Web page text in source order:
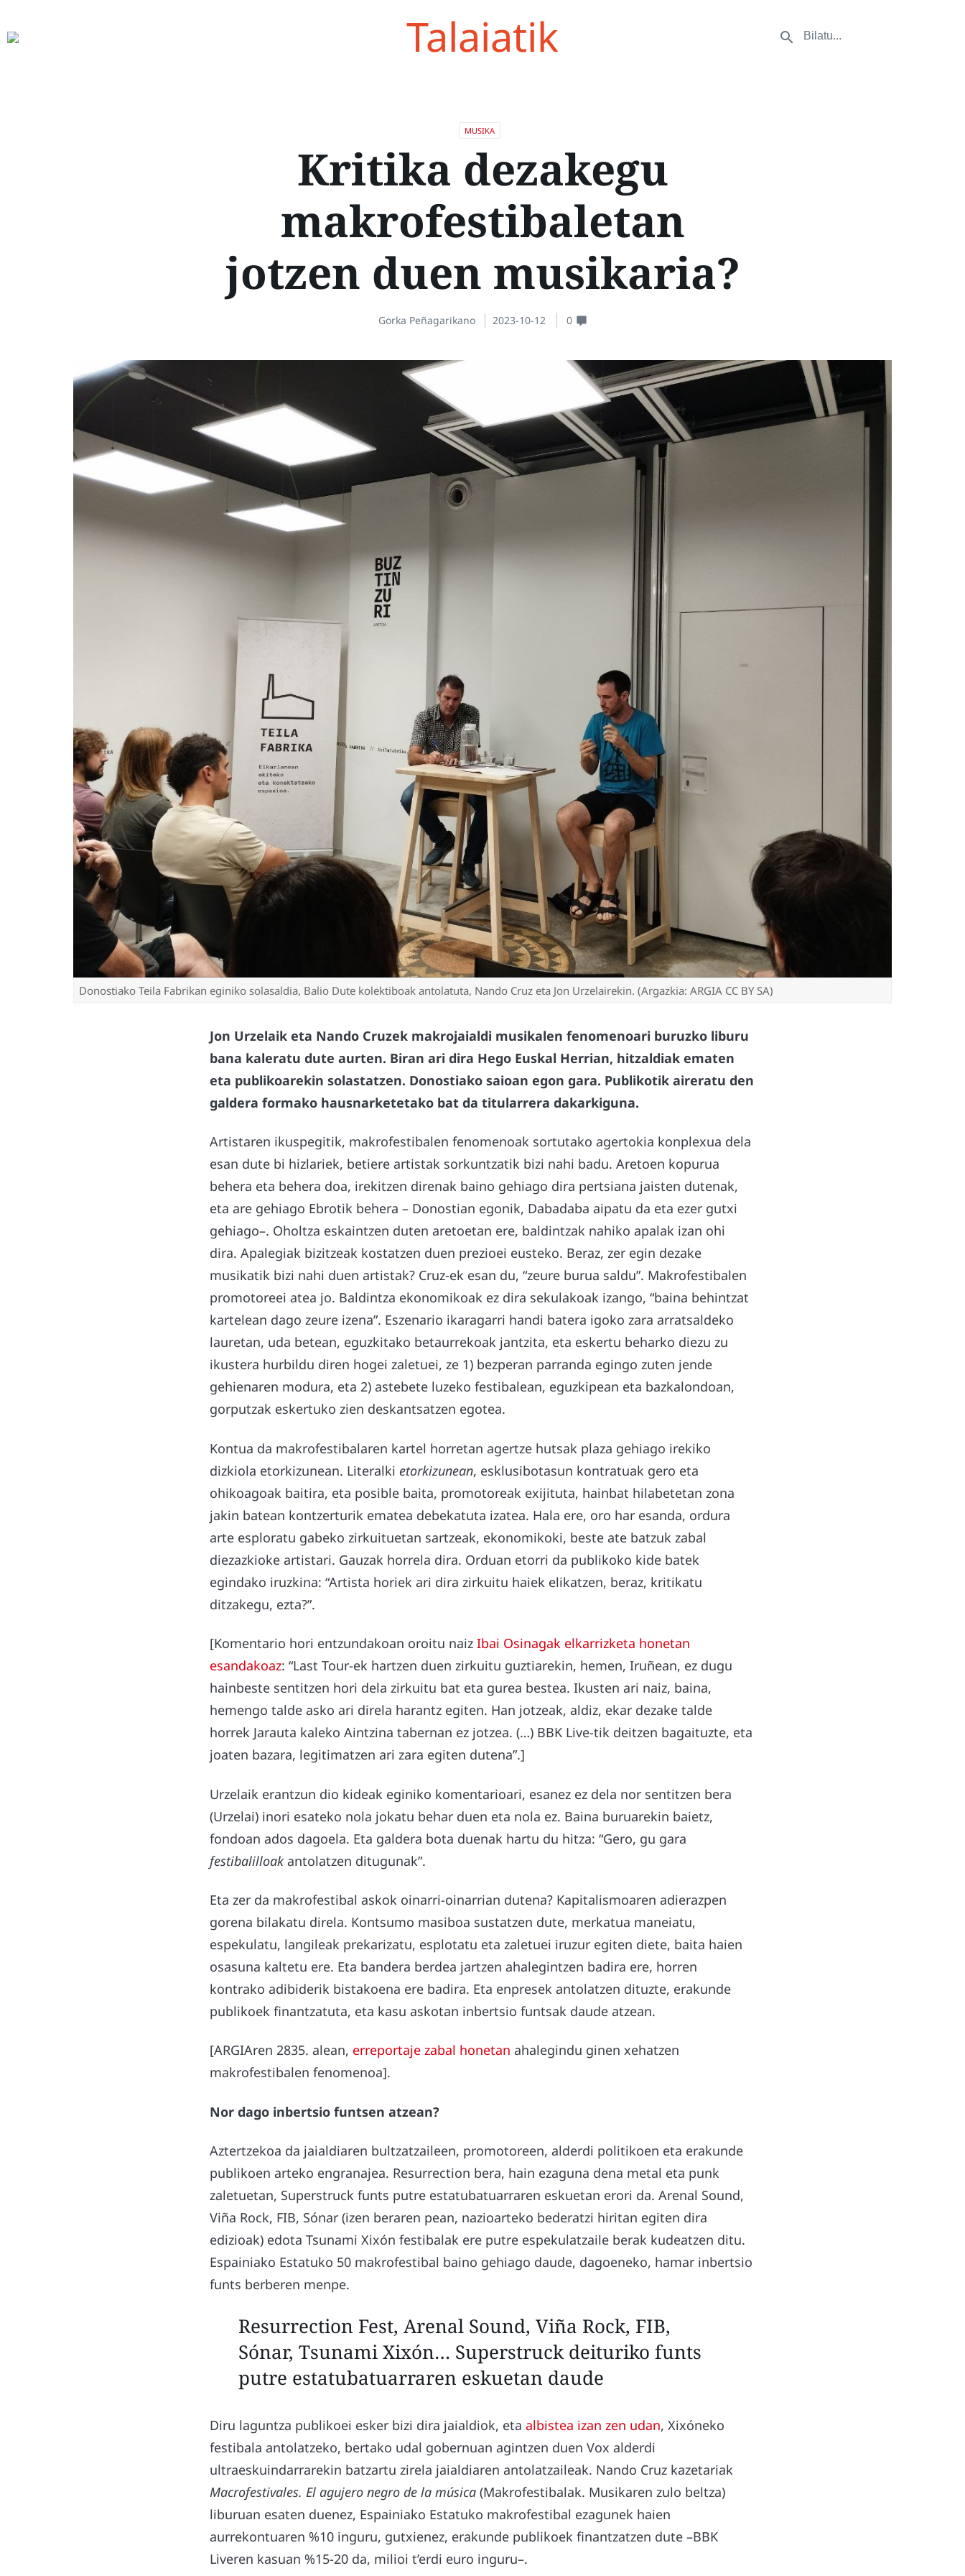
Talaiatik
MUSIKA
Kritika dezakegu
makrofestibaletan
jotzen duen musikaria?
Gorka Peñagarikano 2023-10-12 0
Donostiako Teila Fabrikan eginiko solasaldia, Balio Dute kolektiboak antolatuta, Nando Cruz eta Jon Urzelairekin. (Argazkia: ARGIA CC BY SA)
Jon Urzelaik eta Nando Cruzek makrojaialdi musikalen fenomenoari buruzko liburu
bana kaleratu dute aurten. Biran ari dira Hego Euskal Herrian, hitzaldiak ematen
eta publikoarekin solastatzen. Donostiako saioan egon gara. Publikotik aireratu den
galdera formako hausnarketetako bat da titularrera dakarkiguna.
Artistaren ikuspegitik, makrofestibalen fenomenoak sortutako agertokia konplexua dela
esan dute bi hizlariek, betiere artistak sorkuntzatik bizi nahi badu. Aretoen kopurua
behera eta behera doa, irekitzen direnak baino gehiago dira pertsiana jaisten dutenak,
eta are gehiago Ebrotik behera – Donostian egonik, Dabadaba aipatu da eta ezer gutxi
gehiago–. Oholtza eskaintzen duten aretoetan ere, baldintzak nahiko apalak izan ohi
dira. Apalegiak bizitzeak kostatzen duen prezioei eusteko. Beraz, zer egin dezake
musikatik bizi nahi duen artistak? Cruz-ek esan du, “zeure burua saldu”. Makrofestibalen
promotoreei atea jo. Baldintza ekonomikoak ez dira sekulakoak izango, “baina behintzat
kartelean dago zeure izena”. Eszenario ikaragarri handi batera igoko zara arratsaldeko
lauretan, uda betean, eguzkitako betaurrekoak jantzita, eta eskertu beharko diezu zu
ikustera hurbildu diren hogei zaletuei, ze 1) bezperan parranda egingo zuten jende
gehienaren modura, eta 2) astebete luzeko festibalean, eguzkipean eta bazkalondoan,
gorputzak eskertuko zien deskantsatzen egotea.
Kontua da makrofestibalaren kartel horretan agertze hutsak plaza gehiago irekiko
dizkiola etorkizunean. Literalki etorkizunean, esklusibotasun kontratuak gero eta
ohikoagoak baitira, eta posible baita, promotoreak exijituta, hainbat hilabetetan zona
jakin batean kontzerturik ematea debekatuta izatea. Hala ere, oro har esanda, ordura
arte esploratu gabeko zirkuituetan sartzeak, ekonomikoki, beste ate batzuk zabal
diezazkioke artistari. Gauzak horrela dira. Orduan etorri da publikoko kide batek
egindako iruzkina: “Artista horiek ari dira zirkuitu haiek elikatzen, beraz, kritikatu
ditzakegu, ezta?”.
[Komentario hori entzundakoan oroitu naiz Ibai Osinagak elkarrizketa honetan
esandakoaz: “Last Tour-ek hartzen duen zirkuitu guztiarekin, hemen, Iruñean, ez dugu
hainbeste sentitzen hori dela zirkuitu bat eta gurea bestea. Ikusten ari naiz, baina,
hemengo talde asko ari direla harantz egiten. Han jotzeak, aldiz, ekar dezake talde
horrek Jarauta kaleko Aintzina tabernan ez jotzea. (…) BBK Live-tik deitzen bagaituzte, eta
joaten bazara, legitimatzen ari zara egiten dutena”.]
Urzelaik erantzun dio kideak eginiko komentarioari, esanez ez dela nor sentitzen bera
(Urzelai) inori esateko nola jokatu behar duen eta nola ez. Baina buruarekin baietz,
fondoan ados dagoela. Eta galdera bota duenak hartu du hitza: “Gero, gu gara
festibalilloak antolatzen ditugunak”.
Eta zer da makrofestibal askok oinarri-oinarrian dutena? Kapitalismoaren adierazpen
gorena bilakatu direla. Kontsumo masiboa sustatzen dute, merkatua maneiatu,
espekulatu, langileak prekarizatu, esplotatu eta zaletuei iruzur egiten diete, baita haien
osasuna kaltetu ere. Eta bandera berdea jartzen ahalegintzen badira ere, horren
kontrako adibiderik bistakoena ere badira. Eta enpresek antolatzen dituzte, erakunde
publikoek finantzatuta, eta kasu askotan inbertsio funtsak daude atzean.
[ARGIAren 2835. alean, erreportaje zabal honetan ahalegindu ginen xehatzen
makrofestibalen fenomenoa].
Nor dago inbertsio funtsen atzean?
Aztertzekoa da jaialdiaren bultzatzaileen, promotoreen, alderdi politikoen eta erakunde
publikoen arteko engranajea. Resurrection bera, hain ezaguna dena metal eta punk
zaletuetan, Superstruck funts putre estatubatuarraren eskuetan erori da. Arenal Sound,
Viña Rock, FIB, Sónar (izen beraren pean, nazioarteko bederatzi hiritan egiten dira
edizioak) edota Tsunami Xixón festibalak ere putre espekulatzaile berak kudeatzen ditu.
Espainiako Estatuko 50 makrofestibal baino gehiago daude, dagoeneko, hamar inbertsio
funts berberen menpe.
Resurrection Fest, Arenal Sound, Viña Rock, FIB,
Sónar, Tsunami Xixón… Superstruck deituriko funts
putre estatubatuarraren eskuetan daude
Diru laguntza publikoei esker bizi dira jaialdiok, eta albistea izan zen udan, Xixóneko
festibala antolatzeko, bertako udal gobernuan agintzen duen Vox alderdi
ultraeskuindarrarekin batzartu zirela jaialdiaren antolatzaileak. Nando Cruz kazetariak
Macrofestivales. El agujero negro de la música (Makrofestibalak. Musikaren zulo beltza)
liburuan esaten duenez, Espainiako Estatuko makrofestibal ezagunek haien
aurrekontuaren %10 inguru, gutxienez, erakunde publikoek finantzatzen dute –BBK
Liveren kasuan %15-20 da, milioi t’erdi euro inguru–.